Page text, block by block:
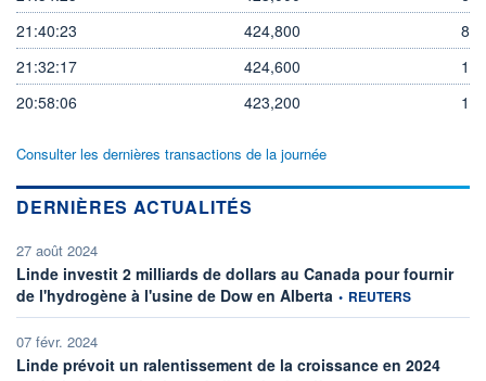
21:40:23
424,800
8
21:32:17
424,600
1
20:58:06
423,200 1
Consulter les dernières transactions de la journée
DERNIÈRES ACTUALITÉS
27 août 2024
Linde investit 2 milliards de dollars au Canada pour fournir
de l'hydrogène à l'usine de Dow en Alberta information fournie par
• REUTERS
07 févr. 2024
Linde prévoit un ralentissement de la croissance en 2024